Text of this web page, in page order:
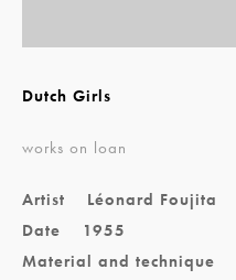
Dutch Girls
works on loan
Artist
Léonard Foujita
Date
1955
Material and technique